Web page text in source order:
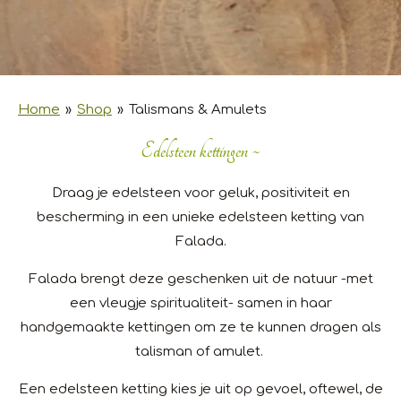
Home » Shop » Talismans & Amulets
Edelsteen kettingen ~
Draag je edelsteen voor geluk, positiviteit en
bescherming in een unieke edelsteen ketting van
Falada.
Falada brengt deze geschenken uit de natuur -met
een vleugje spiritualiteit- samen in haar
handgemaakte kettingen om ze te kunnen dragen als
talisman of amulet.
Een edelsteen ketting kies je uit op gevoel, oftewel, de